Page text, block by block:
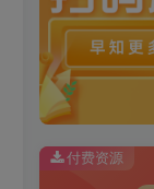
付费资源